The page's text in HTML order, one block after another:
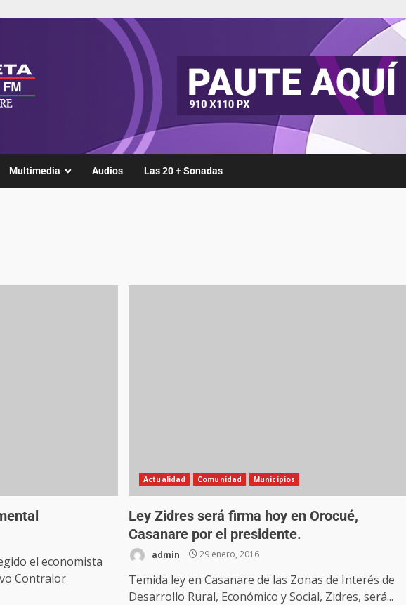
Multimedia Audios Las 20 + Sonadas
el economista
Contralor
Actualidad Comunidad Municipios
Ley Zidres será firma hoy en Orocué,
Casanare por el presidente.
admin 29 enero, 2016
Temida ley en Casanare de las Zonas de Interés de
Desarrollo Rural, Económico y Social, Zidres, será...